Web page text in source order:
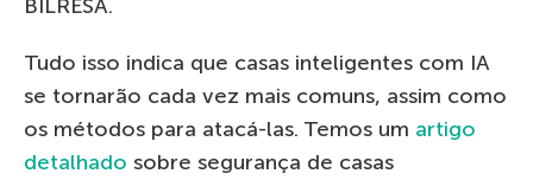
BILRESA.
Tudo isso indica que casas inteligentes com IA
se tornarão cada vez mais comuns, assim como
os métodos para atacá-las. Temos um artigo
detalhado sobre segurança de casas